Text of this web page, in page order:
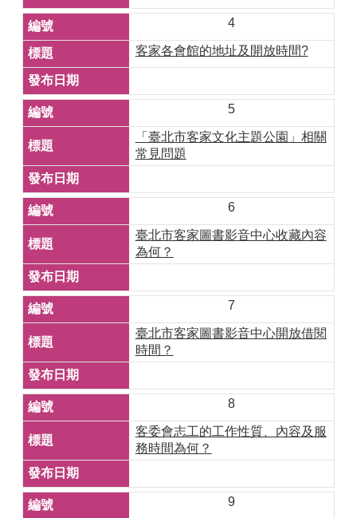
4
客家各會館的地址及開放時間?
5
「臺北市客家文化主題公園」相關
常見問題
6
臺北市客家圖書影音中心收藏內容
為何？
7
臺北市客家圖書影音中心開放借閱
時間？
8
客委會志工的工作性質、內容及服
務時間為何？
9